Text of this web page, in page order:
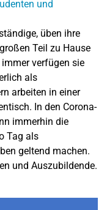
üben ihre
Teil zu Hause
verfügen sie
als
arbeiten in einer
In den Corona-
immerhin die
Tag als
geltend machen.
und Auszubildende.